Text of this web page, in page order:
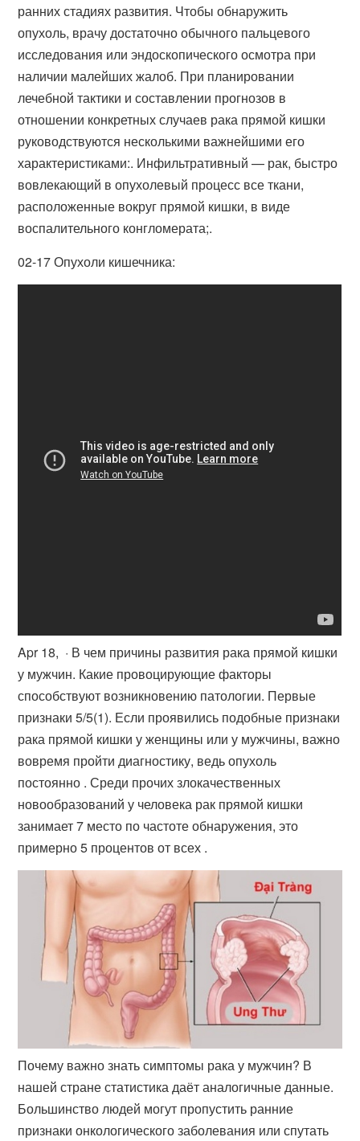
ранних стадиях развития. Чтобы обнаружить
опухоль, врачу достаточно обычного пальцевого
исследования или эндоскопического осмотра при
наличии малейших жалоб. При планировании
лечебной тактики и составлении прогнозов в
отношении конкретных случаев рака прямой кишки
руководствуются несколькими важнейшими его
характеристиками:. Инфильтративный — рак, быстро
вовлекающий в опухолевый процесс все ткани,
расположенные вокруг прямой кишки, в виде
воспалительного конгломерата;.
02-17 Опухоли кишечника:
Apr 18, · В чем причины развития рака прямой кишки
у мужчин. Какие провоцирующие факторы
способствуют возникновению патологии. Первые
признаки 5/5(1). Если проявились подобные признаки
рака прямой кишки у женщины или у мужчины, важно
вовремя пройти диагностику, ведь опухоль
постоянно . Среди прочих злокачественных
новообразований у человека рак прямой кишки
занимает 7 место по частоте обнаружения, это
примерно 5 процентов от всех .
Почему важно знать симптомы рака у мужчин? В
нашей стране статистика даёт аналогичные данные.
Большинство людей могут пропустить ранние
признаки онкологического заболевания или спутать